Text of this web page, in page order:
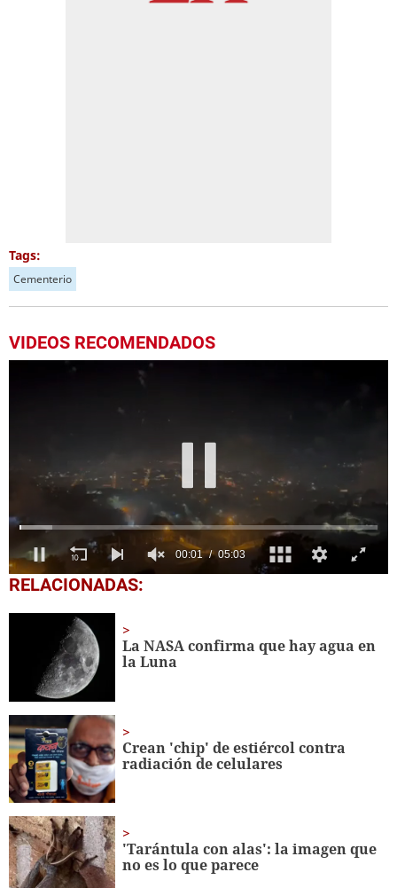
Tags:
Cementerio
VIDEOS RECOMENDADOS
0
seconds
seconds
RELACIONADAS:
La NASA confirma que hay agua en
la Luna
Crean 'chip' de estiércol contra
radiación de celulares
'Tarántula con alas': la imagen que
no es lo que parece